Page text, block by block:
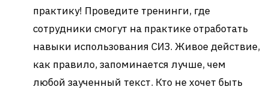
практику! Проведите тренинги, где
сотрудники смогут на практике отработать
навыки использования СИЗ. Живое действие,
как правило, запоминается лучше, чем
любой заученный текст. Кто не хочет быть